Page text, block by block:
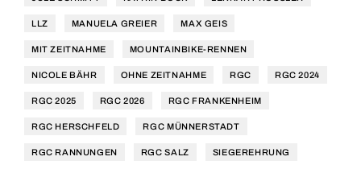
LLZ MANUELA GREIER MAX GEIS
MIT ZEITNAHME MOUNTAINBIKE-RENNEN
NICOLE BÄHR OHNE ZEITNAHME RGC RGC 2024
RGC 2025 RGC 2026 RGC FRANKENHEIM
RGC HERSCHFELD RGC MÜNNERSTADT
RGC RANNUNGEN RGC SALZ SIEGEREHRUNG